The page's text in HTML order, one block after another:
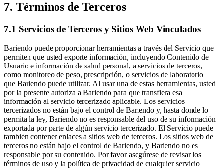
7. Términos de Terceros
7.1 Servicios de Terceros y Sitios Web Vinculados
Bariendo puede proporcionar herramientas a través del Servicio que
permiten que usted exporte información, incluyendo Contenido de
Usuario e información de salud personal, a servicios de terceros,
como monitoreo de peso, prescripción, o servicios de laboratorio
que Bariendo puede utilizar. Al usar una de estas herramientas, usted
por la presente autoriza a Bariendo para que transfiera esa
información al servicio tercerizado aplicable. Los servicios
tercerizados no están bajo el control de Bariendo y, hasta donde lo
permita la ley, Bariendo no es responsable del uso de su información
exportada por parte de algún servicio tercerizado. El Servicio puede
también contener enlaces a sitios web de terceros. Los sitios web de
terceros no están bajo el control de Bariendo, y Bariendo no es
responsable por su contenido. Por favor asegúrese de revisar los
términos de uso y la política de privacidad de cualquier servicio